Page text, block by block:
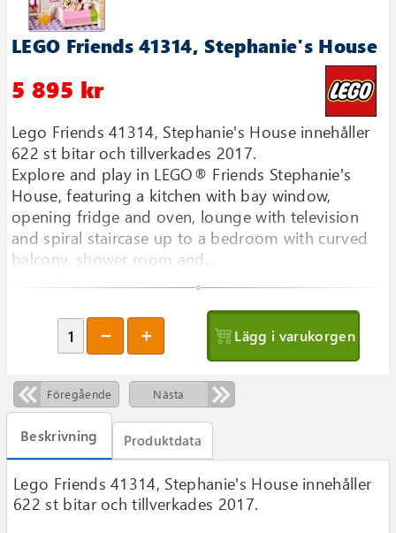
LEGO Friends 41314, Stephanie's House
5 895 kr
Lego Friends 41314, Stephanie′s House innehåller
622 st bitar och tillverkades 2017.
Explore and play in LEGO® Friends Stephanie′s
House, featuring a kitchen with bay window,
opening fridge and oven, lounge with television
and spiral staircase up to a bedroom with curved
balcony, shower room and...
Lägg i varukorgen
Föregående Nästa
Beskrivning Produktdata
Lego Friends 41314, Stephanie′s House innehåller
622 st bitar och tillverkades 2017.